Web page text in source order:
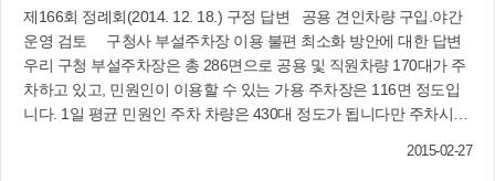
상권 활성화는 물론 지역발전의 초석이 될 것으로
기대가 큽니다. 하지만 이런 훌륭한 시설이 들어
서면 무슨 소용입니까? 도서관 옆에 흉물스럽게
한일시멘트가 버젓이 들어서 있는데……. 이 또한
아이러니가 아닐 수 없습니다. 각종 소음과 분진으
심스럽습니다. 주민들이 도서관을 이용할지 걱정
에 부설주차장 총 면수는 지상과 지하 다 합쳐서
겨우 286면으로 장시간 주차민원, 행사차량 등으
로 주차장이 턱없이 부족하다는 것이 더욱 더 문제
라고 생각합니다. 구청에서는 각종 행사시 대중교
통 이용을 적극적으로 홍보하고 있다고는 하지만
본 의원이 보기에는 연간 많은 행사를 할 때마다
제166회 정례회(2014. 12. 18.) 구정 답변 공용 견인차량 구입.야간
운영 검토 구청사 부설주차장 이용 불편 최소화 방안에 대한 답변
우리 구청 부설주차장은 총 286면으로 공용 및 직원차량 170대가 주
차하고 있고, 민원인이 이용할 수 있는 가용 주차장은 116면 정도입
니다. 1일 평균 민원인 주차 차량은 430대 정도가 됩니다만 주차시간
2015-02-27